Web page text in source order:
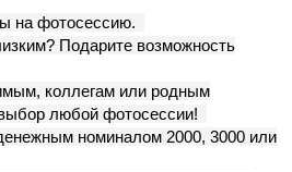
на фотосессию.
Подарите возможность
коллегам или родным
любой фотосессии!
номиналом 2000, 3000 или